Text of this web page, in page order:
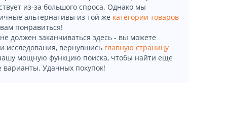
из-за большого спроса. Однако мы
альтернативы из той же категории товаров
понравиться!
должен заканчиваться здесь - вы можете
исследования, вернувшись главную страницу
мощную функцию поиска, чтобы найти еще
варианты. Удачных покупок!